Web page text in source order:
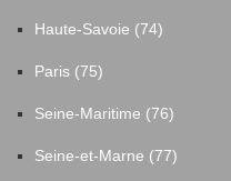
Haute-Savoie (74)
Paris (75)
Seine-Maritime (76)
Seine-et-Marne (77)